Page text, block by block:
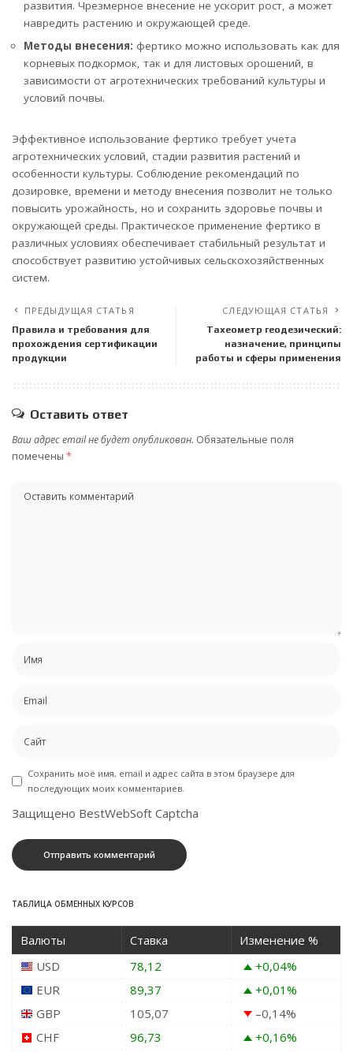
развития. Чрезмерное внесение не ускорит рост, а может
навредить растению и окружающей среде.
Методы внесения: фертико можно использовать как для
корневых подкормок, так и для листовых орошений, в
зависимости от агротехнических требований культуры и
условий почвы.
Эффективное использование фертико требует учета
агротехнических условий, стадии развития растений и
особенности культуры. Соблюдение рекомендаций по
дозировке, времени и методу внесения позволит не только
повысить урожайность, но и сохранить здоровье почвы и
окружающей среды. Практическое применение фертико в
различных условиях обеспечивает стабильный результат и
способствует развитию устойчивых сельскохозяйственных
систем.
ПРЕДЫДУЩАЯ СТАТЬЯ
Правила и требования для
прохождения сертификации
продукции
СЛЕДУЮЩАЯ СТАТЬЯ
Тахеометр геодезический:
назначение, принципы
работы и сферы применения
Оставить ответ
Ваш адрес email не будет опубликован. Обязательные поля
помечены *
Сохранить моё имя, email и адрес сайта в этом браузере для
последующих моих комментариев.
Защищено BestWebSoft Captcha
ТАБЛИЦА ОБМЕННЫХ КУРСОВ
Валюты Ставка
Изменение %
USD
78,12 +0,04%
EUR
89,37 +0,01%
GBP
105,07 –0,14%
CHF
96,73 +0,16%